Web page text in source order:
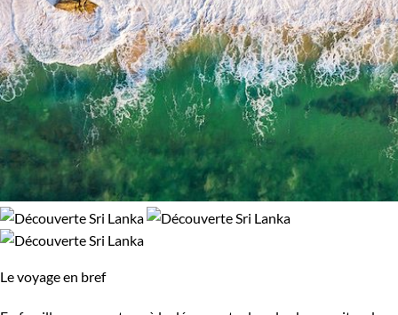
Oman Ouganda
Ouzbekistan Pakistan
Palestine Panama
Pérou Philippines
Pologne Portugal
République tchèque
Le voyage en bref